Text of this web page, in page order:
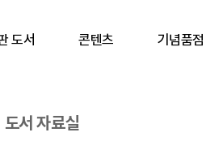
도서 콘텐츠 기념품점
도서 자료실